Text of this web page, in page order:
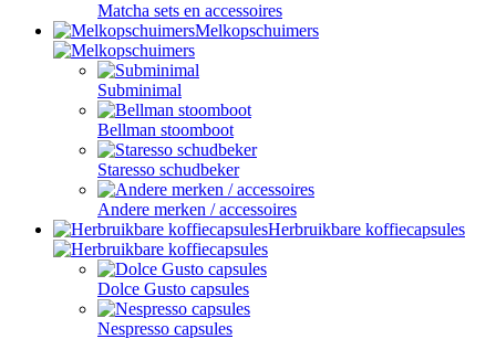
Matcha sets en accessoires
Melkopschuimers
Subminimal
Bellman stoomboot
Staresso schudbeker
Andere merken / accessoires
Herbruikbare koffiecapsules
Dolce Gusto capsules
Nespresso capsules